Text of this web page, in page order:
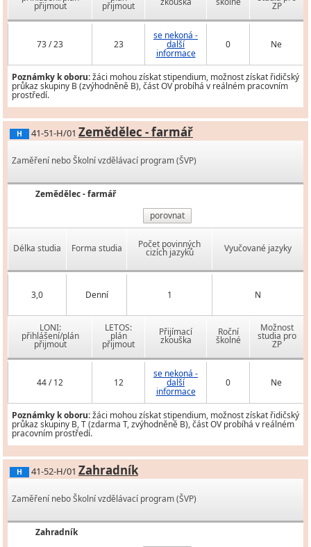
přijmout přijmout ZP
73 / 23 23
se nekoná -
další
informace
0 Ne
Poznámky k oboru:žáci mohou získat stipendium, možnost získat řidičský
průkaz skupiny B (zvýhodněně B), část OV probíhá v reálném pracovním
prostředí.
H 41-51-H/01 Zemědělec - farmář
Zaměření nebo Školní vzdělávací program (ŠVP)
Zemědělec - farmář
porovnat
Délka studia Forma studia Počet povinných
cizích jazyků Vyučované jazyky
3,0 Denní 1 N
LONI:
přihlášení/plán
přijmout
LETOS:
plán
přijmout
Přijímací
zkouška
Roční
školné
Možnost
studia pro
ZP
44 / 12 12
se nekoná -
další
informace
0 Ne
Poznámky k oboru:žáci mohou získat stipendium, možnost získat řidičský
průkaz skupiny B, T (zdarma T, zvýhodněně B), část OV probíhá v reálném
pracovním prostředí.
H 41-52-H/01 Zahradník
Zaměření nebo Školní vzdělávací program (ŠVP)
Zahradník